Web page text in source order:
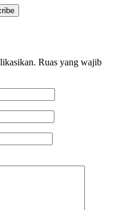
Ruas yang wajib